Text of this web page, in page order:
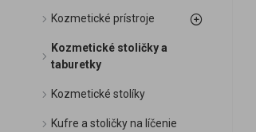
Kozmetické prístroje
Kozmetické stoličky a
taburetky
Kozmetické stolíky
Kufre a stoličky na líčenie